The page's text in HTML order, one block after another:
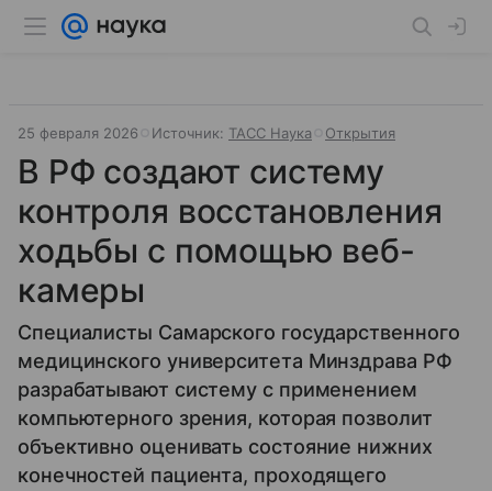
25 февраля 2026 Источник: ТАСС Наука Открытия
В РФ создают систему
контроля восстановления
ходьбы с помощью веб-
камеры
Специалисты Самарского государственного
медицинского университета Минздрава РФ
разрабатывают систему с применением
компьютерного зрения, которая позволит
объективно оценивать состояние нижних
конечностей пациента, проходящего